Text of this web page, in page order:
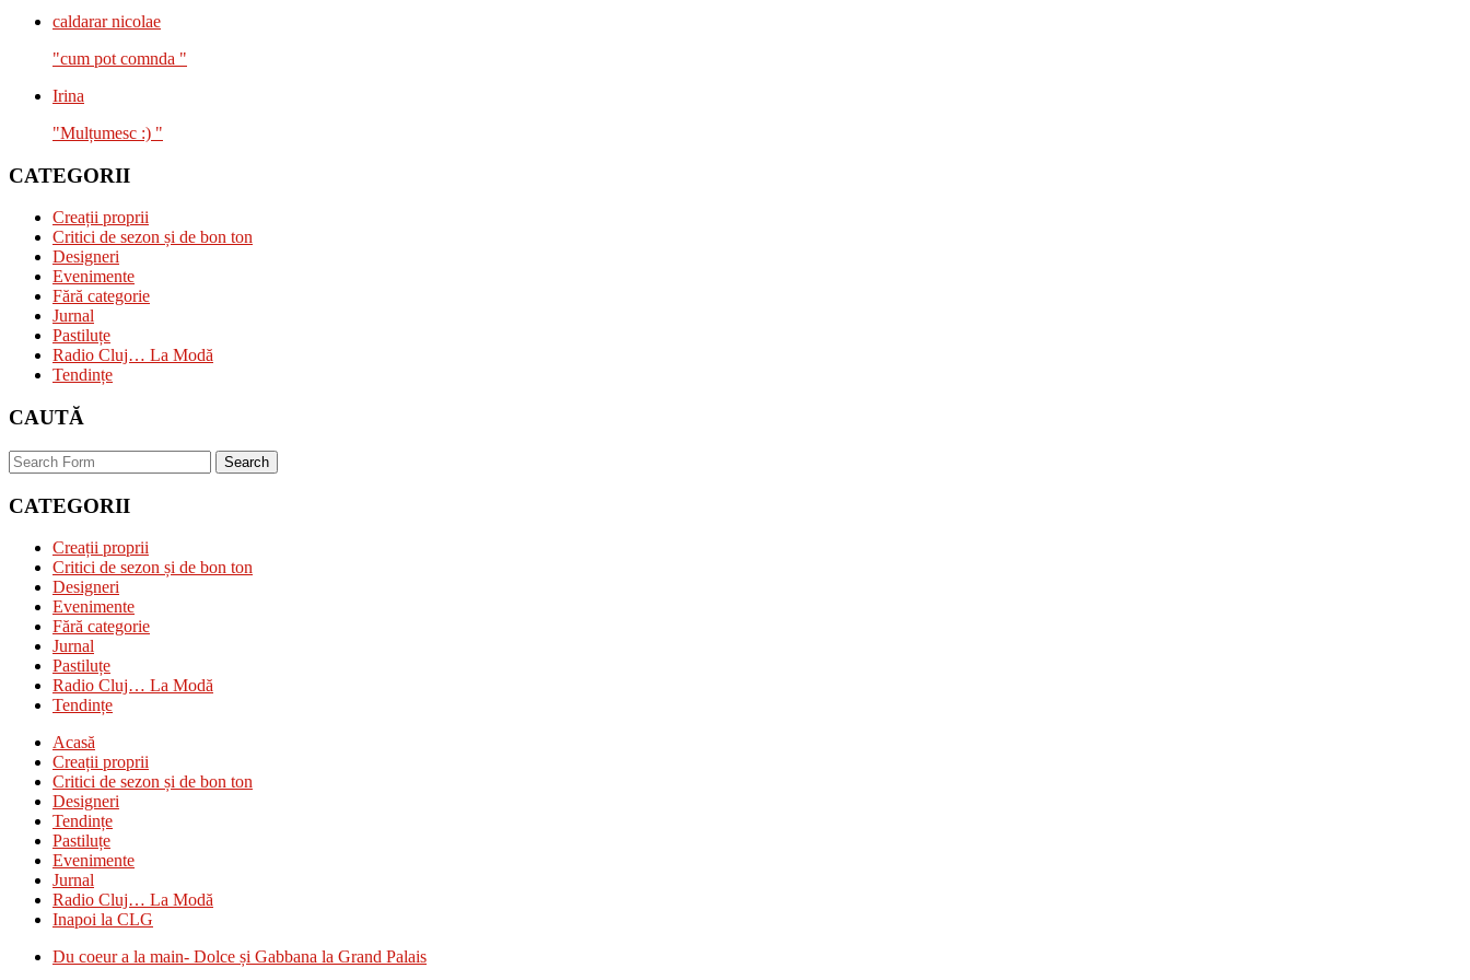
caldarar nicolae
"cum pot comnda "
Irina
"Mulțumesc :) "
CATEGORII
Creații proprii
Critici de sezon și de bon ton
Designeri
Evenimente
Fără categorie
Jurnal
Pastiluțe
Radio Cluj… La Modă
Tendințe
CAUTĂ
Search
CATEGORII
Creații proprii
Critici de sezon și de bon ton
Designeri
Evenimente
Fără categorie
Jurnal
Pastiluțe
Radio Cluj… La Modă
Tendințe
Acasă
Creații proprii
Critici de sezon și de bon ton
Designeri
Tendințe
Pastiluțe
Evenimente
Jurnal
Radio Cluj… La Modă
Inapoi la CLG
Du coeur a la main- Dolce și Gabbana la Grand Palais